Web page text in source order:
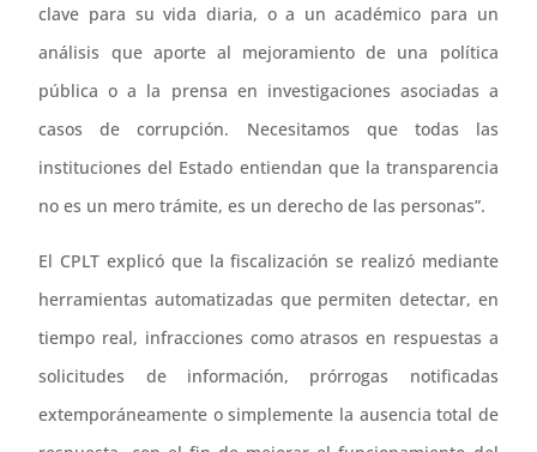
clave para su vida diaria, o a un académico para un
análisis que aporte al mejoramiento de una política
pública o a la prensa en investigaciones asociadas a
casos de corrupción. Necesitamos que todas las
instituciones del Estado entiendan que la transparencia
no es un mero trámite, es un derecho de las personas”.
El CPLT explicó que la fiscalización se realizó mediante
herramientas automatizadas que permiten detectar, en
tiempo real, infracciones como atrasos en respuestas a
solicitudes de información, prórrogas notificadas
extemporáneamente o simplemente la ausencia total de